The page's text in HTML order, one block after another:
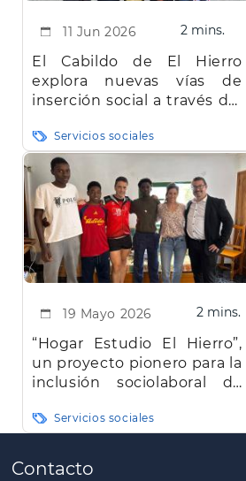
11 Jun 2026 2 mins.
El Cabildo de El Hierro
explora nuevas vías de
inserción social a través del
Servicios sociales
19 Mayo 2026 2 mins.
“Hogar Estudio El Hierro”,
un proyecto pionero para la
inclusión sociolaboral de
IslaServicios sociales
Paginación
Contacto